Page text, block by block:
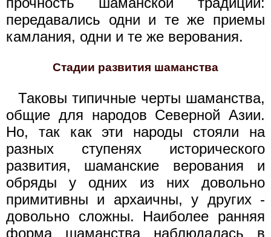
передавались одни и те же приемы
камлания, одни и те же верования.
Стадии развития шаманства
Таковы типичные черты шаманства,
общие для народов Северной Азии.
Но, так как эти народы стояли на
разных ступенях исторического
развития, шаманские верования и
обряды у одних из них довольно
примитивны и архаичны, у других -
довольно сложны. Наиболее ранняя
форма шаманства наблюдалась в